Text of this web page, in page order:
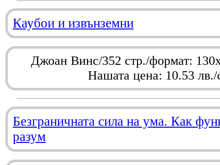
Каубои и извънземни
Джоан Винс/352 стр./формат:
Нашата цена: 10.53 лв./
Безграничната сила на ума. Как
разум